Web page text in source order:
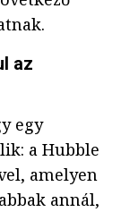
az
egy
a Hubble
amelyen
annál,